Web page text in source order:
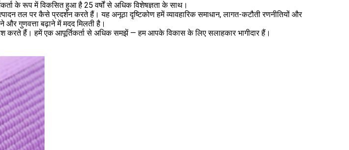
के रूप में विकसित हुआ है 25 वर्षों से अधिक विशेषज्ञता के साथ।
तल पर कैसे प्रदर्शन करते हैं। यह अनूठा दृष्टिकोण हमें व्यावहारिक समाधान, लागत-कटौती रणनीतियों और
गुणवत्ता बढ़ाने में मदद मिलती है।
करते हैं। हमें एक आपूर्तिकर्ता से अधिक समझें — हम आपके विकास के लिए सलाहकार भागीदार हैं।